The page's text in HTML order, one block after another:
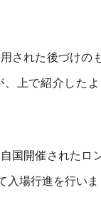
された後づけの
上で紹介した
国開催されたロ
入場行進を行いま